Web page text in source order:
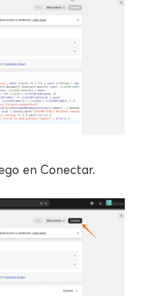
en Conectar.